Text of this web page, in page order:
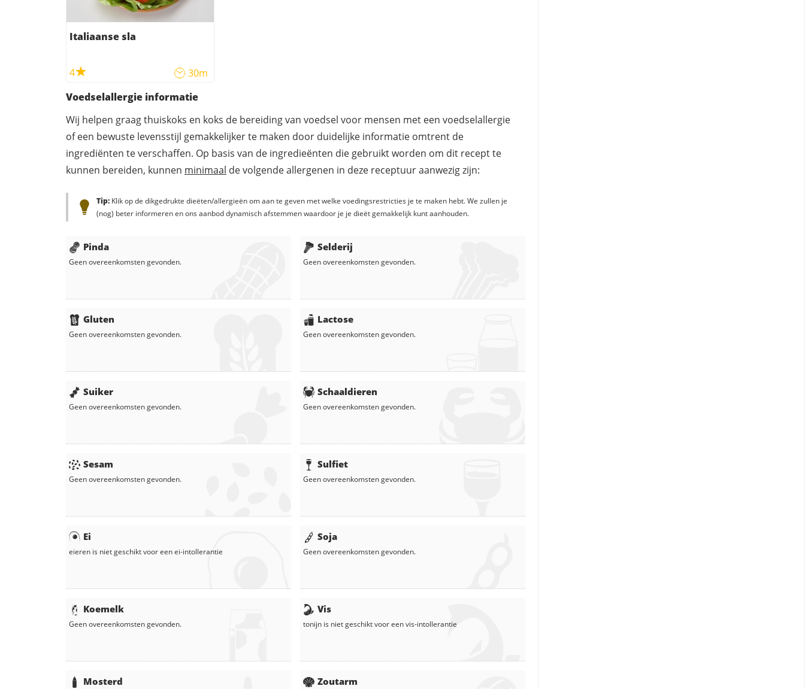
Italiaanse sla
4
30m
Voedselallergie informatie
Wij helpen graag thuiskoks en koks de bereiding van voedsel voor mensen met een voedselallergie
of een bewuste levensstijl gemakkelijker te maken door duidelijke informatie omtrent de
ingrediënten te verschaffen. Op basis van de ingredieënten die gebruikt worden om dit recept te
kunnen bereiden, kunnen minimaal de volgende allergenen in deze receptuur aanwezig zijn:
Tip: Klik op de dikgedrukte dieëten/allergieën om aan te geven met welke voedingsrestricties je te maken hebt. We zullen je
(nog) beter informeren en ons aanbod dynamisch afstemmen waardoor je je dieët gemakkelijk kunt aanhouden.
Pinda
Geen overeenkomsten gevonden.
Gluten
Geen overeenkomsten gevonden.
Suiker
Geen overeenkomsten gevonden.
Sesam
Geen overeenkomsten gevonden.
Ei
eieren is niet geschikt voor een ei-intollerantie
Koemelk
Geen overeenkomsten gevonden.
Mosterd
Selderij
Geen overeenkomsten gevonden.
Lactose
Geen overeenkomsten gevonden.
Schaaldieren
Geen overeenkomsten gevonden.
Sulfiet
Geen overeenkomsten gevonden.
Soja
Geen overeenkomsten gevonden.
Vis
tonijn is niet geschikt voor een vis-intollerantie
Zoutarm